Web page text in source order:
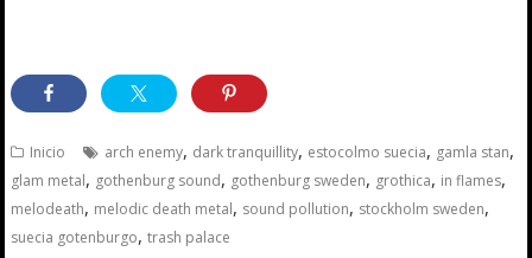
Inicio arch enemy, dark tranquillity, estocolmo suecia, gamla stan,
glam metal, gothenburg sound, gothenburg sweden, grothica, in flames,
melodeath, melodic death metal, sound pollution, stockholm sweden,
suecia gotenburgo,trash palace